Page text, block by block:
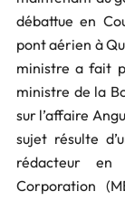
débattue en
pont aérien à
ministre a fait
ministre de la
sur l’affaire
sujet résulte
rédacteur en
Corporation